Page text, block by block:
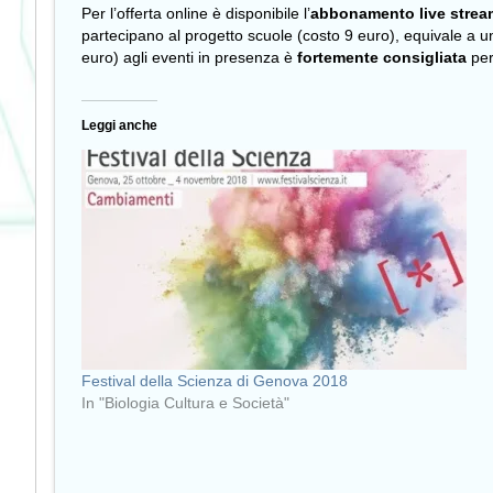
Per l’offerta online è disponibile l’abbonamento live
partecipano al progetto scuole (costo 9 euro), equivale a
euro) agli eventi in presenza è fortemente consigliata
Leggi anche
Festival della Scienza di Genova 2018
In "Biologia Cultura e Società"